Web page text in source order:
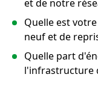
et de notre
Quelle est
neuf et de
Quelle part
l'infrastructure